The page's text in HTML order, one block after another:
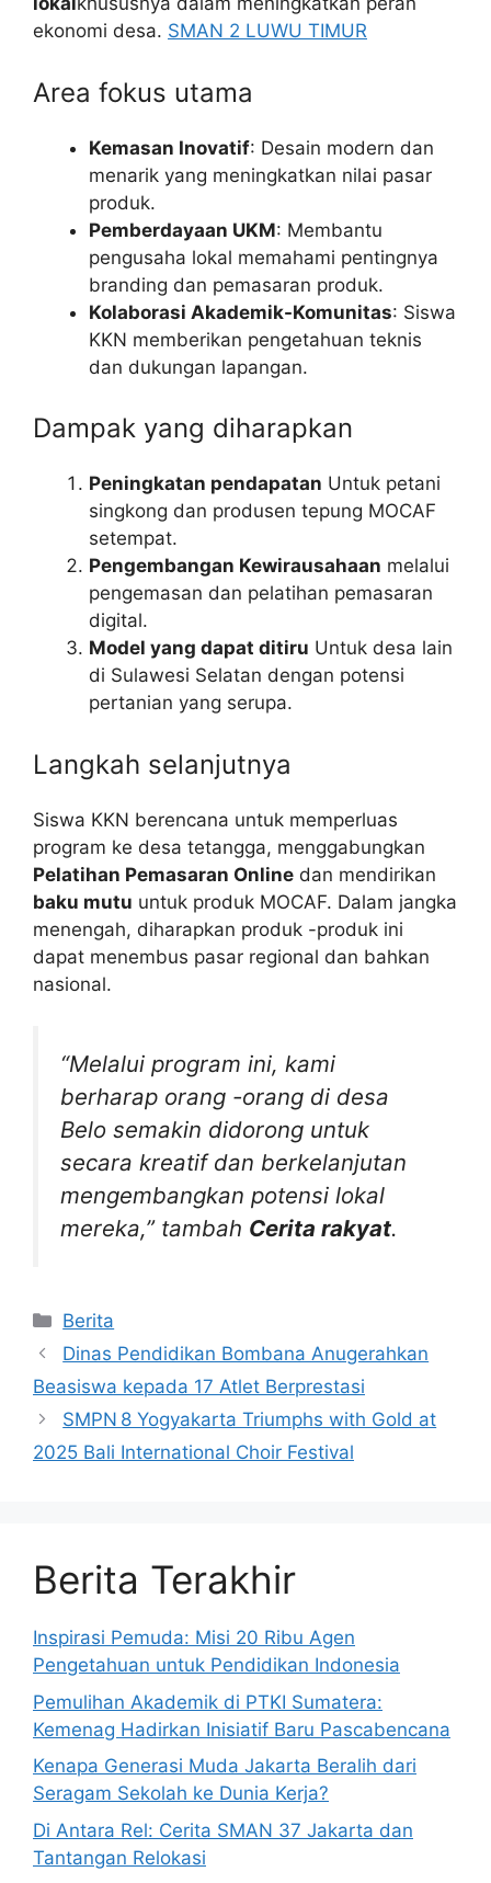
ekonomi desa. SMAN 2 LUWU TIMUR
Area fokus utama
Kemasan Inovatif: Desain modern dan
menarik yang meningkatkan nilai pasar
produk.
Pemberdayaan UKM: Membantu
pengusaha lokal memahami pentingnya
branding dan pemasaran produk.
Kolaborasi Akademik-Komunitas: Siswa
KKN memberikan pengetahuan teknis
dan dukungan lapangan.
Dampak yang diharapkan
Peningkatan pendapatan Untuk petani
singkong dan produsen tepung MOCAF
setempat.
Pengembangan Kewirausahaan melalui
pengemasan dan pelatihan pemasaran
digital.
Model yang dapat ditiru Untuk desa lain
di Sulawesi Selatan dengan potensi
pertanian yang serupa.
Langkah selanjutnya
Siswa KKN berencana untuk memperluas
program ke desa tetangga, menggabungkan
Pelatihan Pemasaran Online dan mendirikan
baku mutu untuk produk MOCAF. Dalam jangka
menengah, diharapkan produk -produk ini
dapat menembus pasar regional dan bahkan
nasional.
“Melalui program ini, kami
berharap orang -orang di desa
Belo semakin didorong untuk
secara kreatif dan berkelanjutan
mengembangkan potensi lokal
mereka,” tambah Cerita rakyat.
Kategori
Berita
Dinas Pendidikan Bombana Anugerahkan
Beasiswa kepada 17 Atlet Berprestasi
SMPN 8 Yogyakarta Triumphs with Gold at
2025 Bali International Choir Festival
Berita Terakhir
Inspirasi Pemuda: Misi 20 Ribu Agen
Pengetahuan untuk Pendidikan Indonesia
Pemulihan Akademik di PTKI Sumatera:
Kemenag Hadirkan Inisiatif Baru Pascabencana
Kenapa Generasi Muda Jakarta Beralih dari
Seragam Sekolah ke Dunia Kerja?
Di Antara Rel: Cerita SMAN 37 Jakarta dan
Tantangan Relokasi